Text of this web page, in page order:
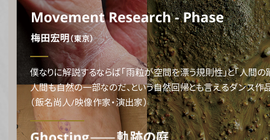
僕なりに解説するならば「雨粒が空間を漂う規則性」と「人間の
人間も自然の一部なのだ、という自然回帰とも言えるダンス作
（飯名尚人/映像作家・演出家）